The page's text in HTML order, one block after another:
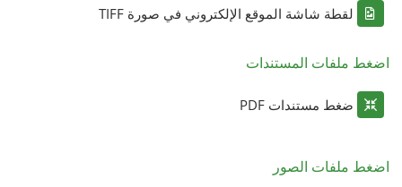
لقطة شاشة الموقع الإلكتروني في صورة TIFF
اضغط ملفات المستندات
ضغط مستندات PDF
اضغط ملفات الصور